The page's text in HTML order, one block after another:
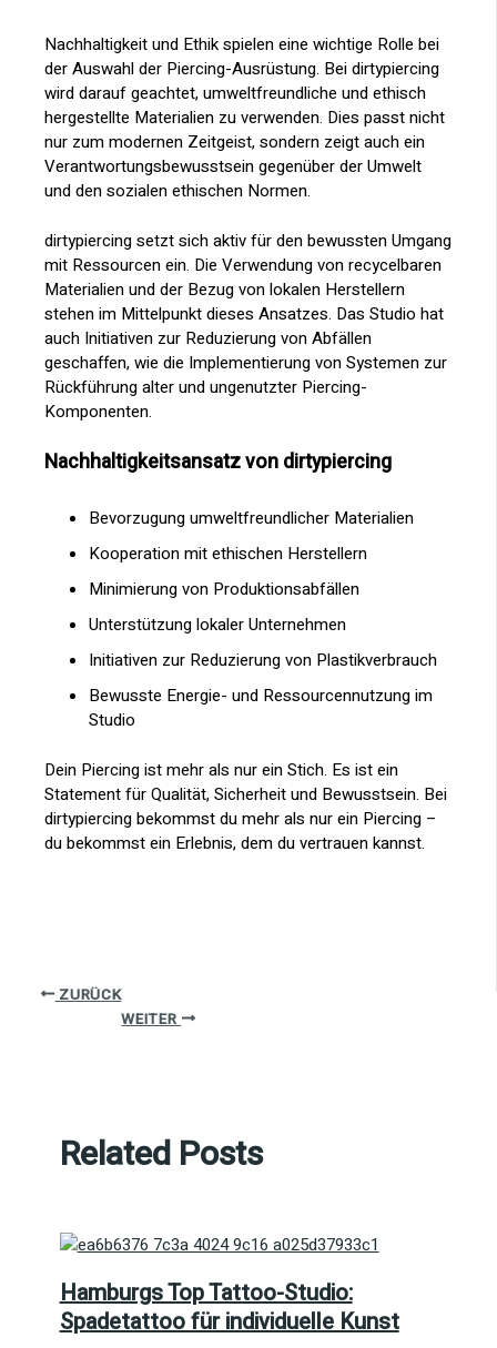
Nachhaltigkeit und Ethik spielen eine wichtige Rolle bei
der Auswahl der Piercing-Ausrüstung. Bei dirtypiercing
wird darauf geachtet, umweltfreundliche und ethisch
hergestellte Materialien zu verwenden. Dies passt nicht
nur zum modernen Zeitgeist, sondern zeigt auch ein
Verantwortungsbewusstsein gegenüber der Umwelt
und den sozialen ethischen Normen.
dirtypiercing setzt sich aktiv für den bewussten Umgang
mit Ressourcen ein. Die Verwendung von recycelbaren
Materialien und der Bezug von lokalen Herstellern
stehen im Mittelpunkt dieses Ansatzes. Das Studio hat
auch Initiativen zur Reduzierung von Abfällen
geschaffen, wie die Implementierung von Systemen zur
Rückführung alter und ungenutzter Piercing-
Komponenten.
Nachhaltigkeitsansatz von dirtypiercing
Bevorzugung umweltfreundlicher Materialien
Kooperation mit ethischen Herstellern
Minimierung von Produktionsabfällen
Unterstützung lokaler Unternehmen
Initiativen zur Reduzierung von Plastikverbrauch
Bewusste Energie- und Ressourcennutzung im
Studio
Dein Piercing ist mehr als nur ein Stich. Es ist ein
Statement für Qualität, Sicherheit und Bewusstsein. Bei
dirtypiercing bekommst du mehr als nur ein Piercing –
du bekommst ein Erlebnis, dem du vertrauen kannst.
ZURÜCK
WEITER
Related Posts
Hamburgs Top Tattoo-Studio:
Spadetattoo für individuelle Kunst